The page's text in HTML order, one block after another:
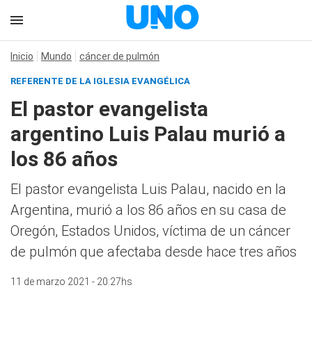
Inicio Mundo cáncer de pulmón
REFERENTE DE LA IGLESIA EVANGÉLICA
El pastor evangelista
argentino Luis Palau murió a
los 86 años
El pastor evangelista Luis Palau, nacido en la
Argentina, murió a los 86 años en su casa de
Oregón, Estados Unidos, víctima de un cáncer
de pulmón que afectaba desde hace tres años
11 de marzo 2021 - 20:27hs